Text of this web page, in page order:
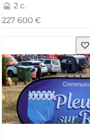
2 c.
227 600 €